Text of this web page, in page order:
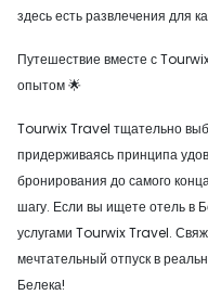
здесь есть развлечения для
Путешествие вместе с
опытом 🌟
Tourwix Travel тщательно
придерживаясь принципа
бронирования до самого
шагу. Если вы ищете отель в
услугами Tourwix Travel.
мечтательный отпуск в
Белека!